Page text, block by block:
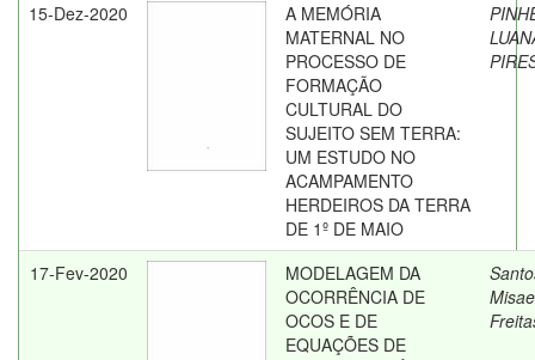
15-Dez-2020
A MEMÓRIA
MATERNAL NO
PROCESSO DE
FORMAÇÃO
CULTURAL DO
SUJEITO SEM TERRA:
UM ESTUDO NO
ACAMPAMENTO
HERDEIROS DA TERRA
DE 1º DE MAIO
17-Fev-2020
MODELAGEM DA
OCORRÊNCIA DE
OCOS E DE
EQUAÇÕES DE